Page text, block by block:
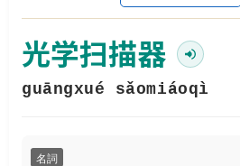
光学扫描器
guāngxué sǎomiáoqì
名詞